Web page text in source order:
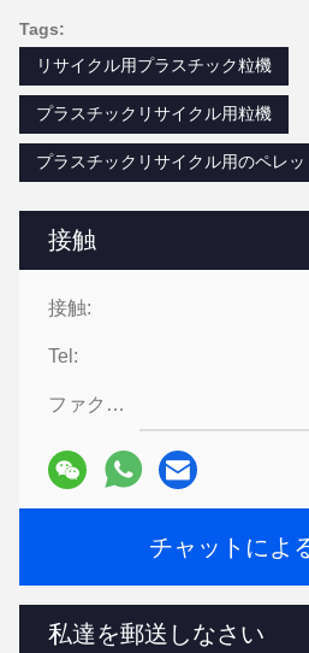
接触
接触:
Tel:
ファクシミリ:
チャットによ
私達を郵送しなさい
Tags:
リサイクル用プラスチック粒機
プラスチックリサイクル用粒機
プラスチックリサイクル用のペレ